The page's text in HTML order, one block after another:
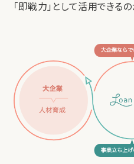
「即戦力」として活用できる